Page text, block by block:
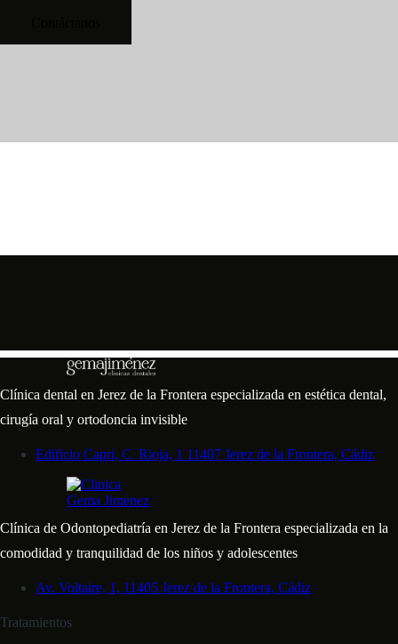
Clínica dental en Jerez de la Frontera especializada en estética dental,
cirugía oral y ortodoncia invisible
Edificio Capri, C. Rioja, 1 11407 Jerez de la Frontera, Cádiz
Clínica de Odontopediatría en Jerez de la Frontera especializada en la
comodidad y tranquilidad de los niños y adolescentes
Av. Voltaire, 1, 11405 Jerez de la Frontera, Cádiz
Tratamientos